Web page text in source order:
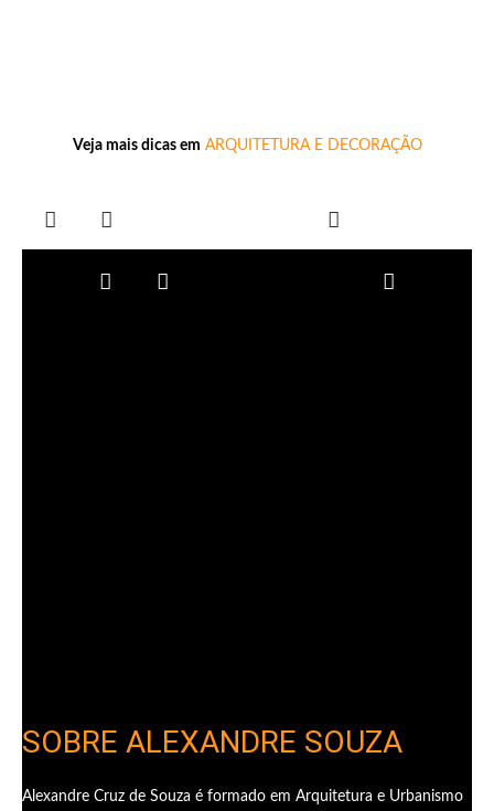
Veja mais dicas em ARQUITETURA E DECORAÇÃO
SOBRE ALEXANDRE SOUZA
Alexandre Cruz de Souza é formado em Arquitetura e Urbanismo